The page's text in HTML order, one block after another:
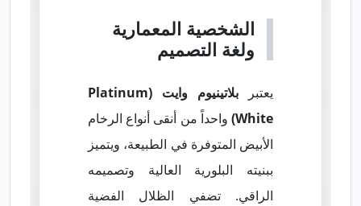
الشخصية المعمارية
ولغة التصميم
يعتبر
بلاتينيوم وايت (Platinum
White) واحداً من أنقى أنواع الرخام
الأبيض المتوفرة في الطبيعة، ويتميز
ببنيته البلورية العالية وتصميمه
الراقي. تضفي الظلال الفضية